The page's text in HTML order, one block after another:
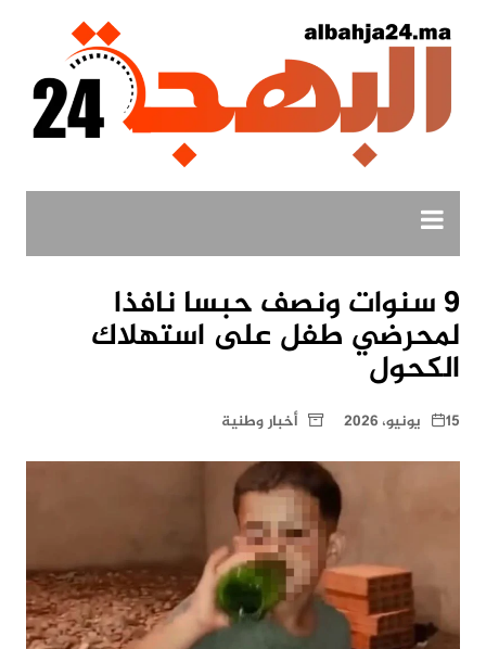
9 سنوات ونصف حبسا نافذا
لمحرضي طفل على استهلاك
الكحول
15 يونيو، 2026 أخبار وطنية